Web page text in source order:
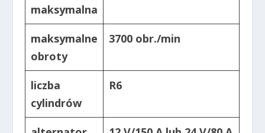
maksymalna
maksymalne
obroty
3700 obr./min
liczba
cylindrów
R6